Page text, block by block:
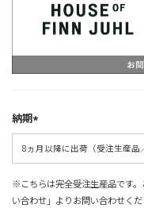
納期
※こちらは完全受注生産品です
い合わせ」よりお問い合わせくだ